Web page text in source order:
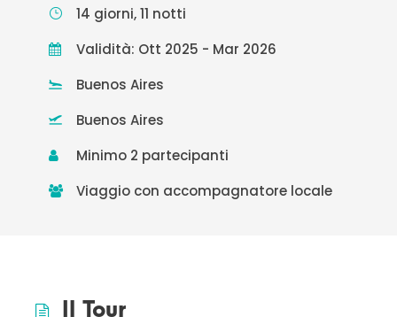
14 giorni, 11 notti
Validità: Ott 2025 - Mar 2026
Buenos Aires
Buenos Aires
Minimo 2 partecipanti
Viaggio con accompagnatore locale
Il Tour